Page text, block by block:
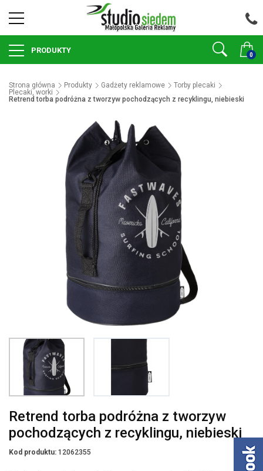
0
PRODUKTY
Strona główna Produkty Gadżety reklamowe
Torby plecaki
Plecaki, worki
Retrend torba podróżna z tworzyw pochodzących z recyklingu, niebieski
Retrend torba podróżna z tworzyw
pochodzących z recyklingu, niebieski
Kod produktu: 12062355